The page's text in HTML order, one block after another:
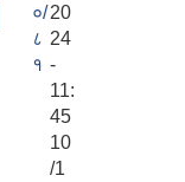
०/
८
१
20
24
-
11:
45
10
/1